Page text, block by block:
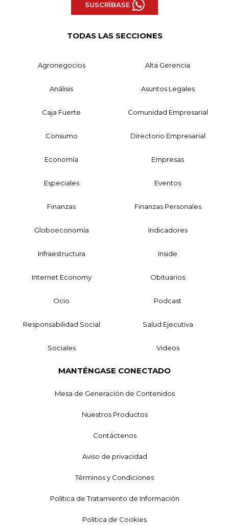
SUSCRÍBASE
TODAS LAS SECCIONES
Agronegocios Alta Gerencia
Análisis Asuntos Legales
Caja Fuerte Comunidad Empresarial
Consumo Directorio Empresarial
Economía Empresas
Especiales Eventos
Finanzas Finanzas Personales
Globoeconomía Indicadores
Infraestructura Inside
Internet Economy Obituarios
Ocio Podcast
Responsabilidad Social Salud Ejecutiva
Sociales Videos
MANTÉNGASE CONECTADO
Mesa de Generación de Contenidos
Nuestros Productos
Contáctenos
Aviso de privacidad
Términos y Condiciones
Política de Tratamiento de Información
Política de Cookies